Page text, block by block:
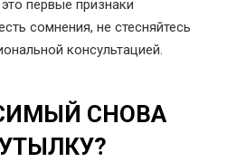
первые признаки
сомнения, не стесняйтесь
консультацией.
СНОВА